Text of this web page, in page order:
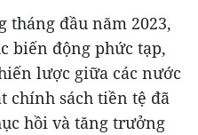
tháng đầu năm 2023,
biến động phức tạp,
lược giữa các nước
chính sách tiền tệ đã
hồi và tăng trưởng